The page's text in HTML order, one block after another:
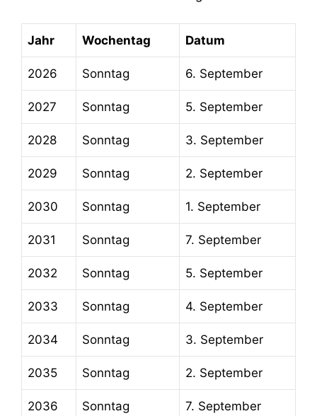
Jahr Wochentag Datum
2026 Sonntag 6. September
2027 Sonntag 5. September
2028 Sonntag 3. September
2029 Sonntag 2. September
2030 Sonntag 1. September
2031 Sonntag 7. September
2032 Sonntag 5. September
2033 Sonntag 4. September
2034 Sonntag 3. September
2035 Sonntag 2. September
2036 Sonntag 7. September